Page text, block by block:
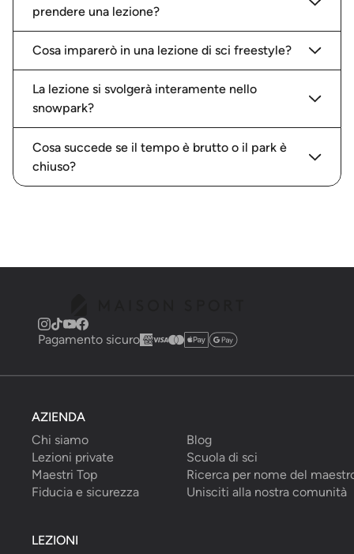
prendere una lezione?
Cosa imparerò in una lezione di sci freestyle?
La lezione si svolgerà interamente nello
snowpark?
Cosa succede se il tempo è brutto o il park è
chiuso?
Pagamento sicuro
AZIENDA
Chi siamo
Blog
Lezioni private
Scuola di sci
Maestri Top
Ricerca per nome del
Fiducia e sicurezza
Unisciti alla nostra comunità
LEZIONI